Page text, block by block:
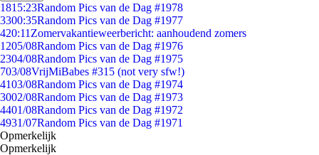
1815:23Random Pics van de Dag #1978
3300:35Random Pics van de Dag #1977
420:11 Zomervakantieweerbericht: aanhoudend zomers
1205/08Random Pics van de Dag #1976
2304/08Random Pics van de Dag #1975
703/08VrijMiBabes #315 (not very sfw!)
4103/08Random Pics van de Dag #1974
3002/08Random Pics van de Dag #1973
4401/08Random Pics van de Dag #1972
4931/07Random Pics van de Dag #1971
Opmerkelijk
Opmerkelijk